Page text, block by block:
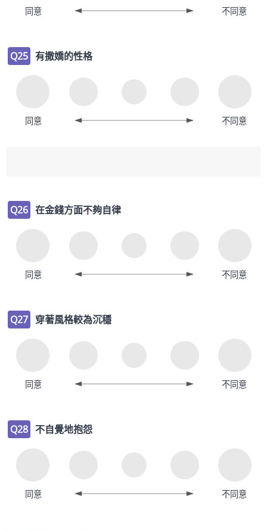
同意 不同意
Q25 有撒嬌的性格
同意 不同意
Q26 在金錢方面不夠自律
同意 不同意
Q27 穿著風格較為沉穩
同意 不同意
Q28 不自覺地抱怨
同意 不同意